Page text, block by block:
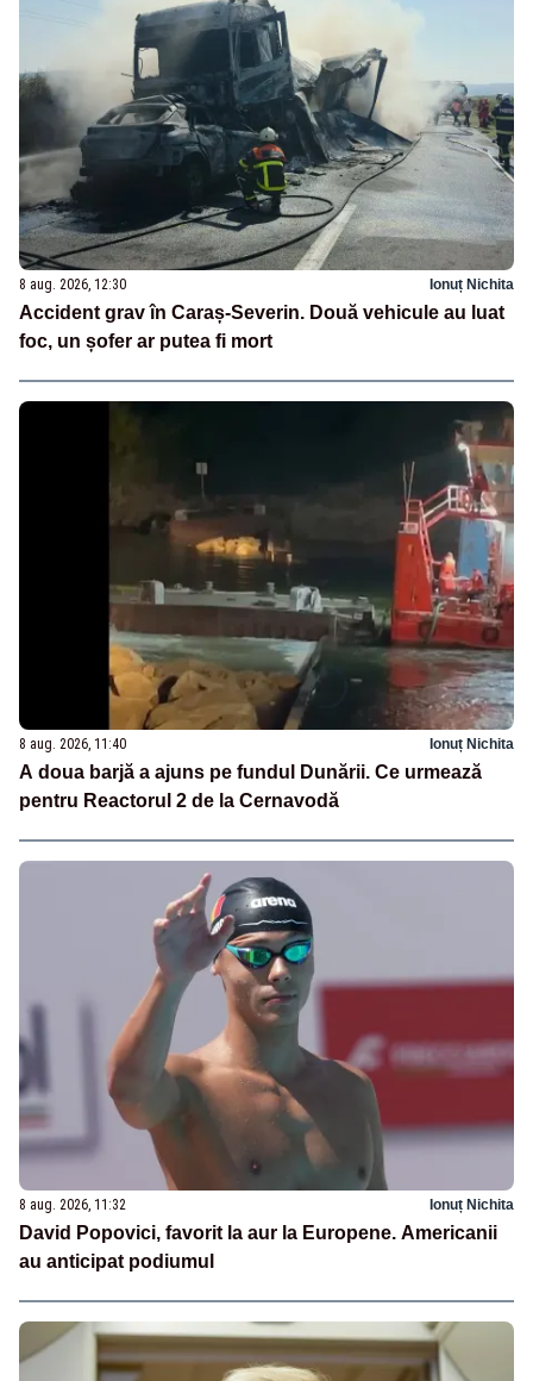
8 aug. 2026, 12:30 Ionuț Nichita
Accident grav în Caraș-Severin. Două vehicule au luat
foc, un șofer ar putea fi mort
8 aug. 2026, 11:40 Ionuț Nichita
A doua barjă a ajuns pe fundul Dunării. Ce urmează
pentru Reactorul 2 de la Cernavodă
8 aug. 2026, 11:32 Ionuț Nichita
David Popovici, favorit la aur la Europene. Americanii
au anticipat podiumul